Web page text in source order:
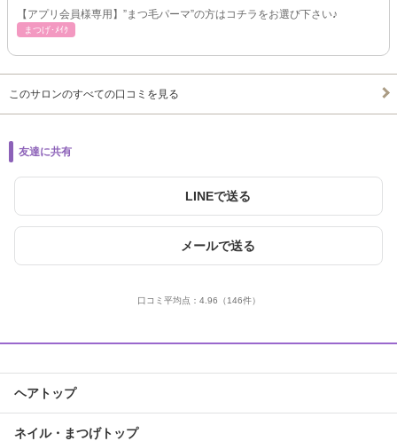
【アプリ会員様専用】”まつ毛パーマ”の方はコチラをお選び下さい♪
まつげ･ﾒｲｸ
このサロンのすべての口コミを見る
友達に共有
LINEで送る
メールで送る
口コミ平均点： 4.96 （146件）
ヘアトップ
ネイル・まつげトップ